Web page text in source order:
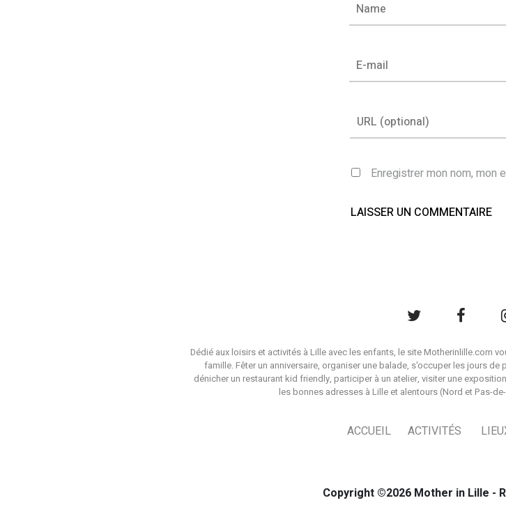
Enregistrer mon nom, mon
Dédié aux loisirs et activités à Lille avec les enfants, le site Motherinlille.com
famille. Fêter un anniversaire, organiser une balade, s'occuper les jours
dénicher un restaurant kid friendly, participer à un atelier, visiter une
les bonnes adresses à Lille et alentours (Nord et Pas-
ACCUEIL ACTIVITÉS
Copyright ©2026 Mother in Lille -